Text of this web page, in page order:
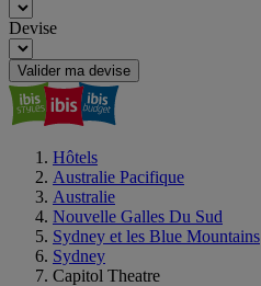
Devise
Valider ma devise
Hôtels
Australie Pacifique
Australie
Nouvelle Galles Du Sud
Sydney et les Blue Mountains
Sydney
Capitol Theatre